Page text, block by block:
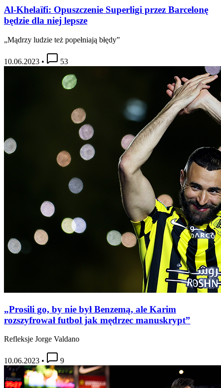
Al-Khelaïfi: Opuszczenie Superligi przez Barcelonę
będzie dla niej lepsze
„Mądrzy ludzie też popełniają błędy”
10.06.2023 • 53
„Prosili go, by nie był Benzemą, ale Karim
rozszyfrował futbol jak mędrzec manuskrypt”
Refleksje Jorge Valdano
10.06.2023 • 9